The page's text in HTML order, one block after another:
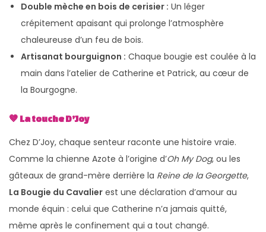
Double mèche en bois de cerisier : Un léger
crépitement apaisant qui prolonge l’atmosphère
chaleureuse d’un feu de bois.
Artisanat bourguignon : Chaque bougie est coulée à la
main dans l’atelier de Catherine et Patrick, au cœur de
la Bourgogne.
🤎 La touche D’Joy
Chez D’Joy, chaque senteur raconte une histoire vraie.
Comme la chienne Azote à l’origine d’Oh My Dog, ou les
gâteaux de grand-mère derrière la Reine de la Georgette,
La Bougie du Cavalier est une déclaration d’amour au
monde équin : celui que Catherine n’a jamais quitté,
même après le confinement qui a tout changé.